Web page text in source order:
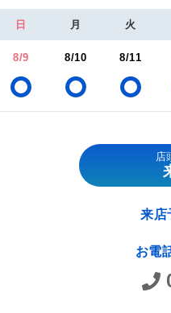
日 月 火
8/9 8/10 8/11
店
来店
お電